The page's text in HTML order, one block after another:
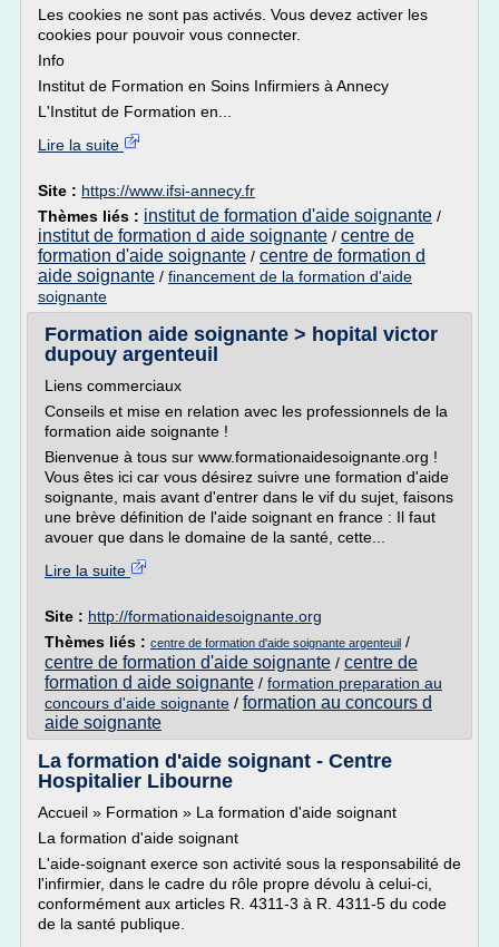
Les cookies ne sont pas activés. Vous devez activer les
cookies pour pouvoir vous connecter.
Info
Institut de Formation en Soins Infirmiers à Annecy
L'Institut de Formation en...
Lire la suite
Site : https://www.ifsi-annecy.fr
Thèmes liés : institut de formation d'aide soignante /
institut de formation d aide soignante / centre de
formation d'aide soignante / centre de formation d
aide soignante / financement de la formation d'aide
soignante
Formation aide soignante > hopital victor
dupouy argenteuil
Liens commerciaux
Conseils et mise en relation avec les professionnels de la
formation aide soignante !
Bienvenue à tous sur www.formationaidesoignante.org !
Vous êtes ici car vous désirez suivre une formation d'aide
soignante, mais avant d'entrer dans le vif du sujet, faisons
une brève définition de l'aide soignant en france : Il faut
avouer que dans le domaine de la santé, cette...
Lire la suite
Site : http://formationaidesoignante.org
Thèmes liés : centre de formation d'aide soignante argenteuil /
centre de formation d'aide soignante / centre de
formation d aide soignante / formation preparation au
concours d'aide soignante / formation au concours d
aide soignante
La formation d'aide soignant - Centre
Hospitalier Libourne
Accueil » Formation » La formation d'aide soignant
La formation d'aide soignant
L'aide-soignant exerce son activité sous la responsabilité de
l'infirmier, dans le cadre du rôle propre dévolu à celui-ci,
conformément aux articles R. 4311-3 à R. 4311-5 du code
de la santé publique.